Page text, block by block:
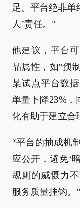
足。平台绝非单
人’责任。”
他建议，平台
品属性，如“预
某试点平台数
单量下降23%，
化有助于建立合
“平台的抽成机
应公开，避免‘
规则的威慑力
服务质量挂钩。